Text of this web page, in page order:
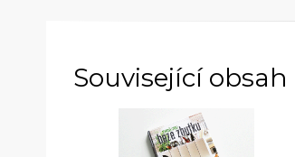
Související obsah